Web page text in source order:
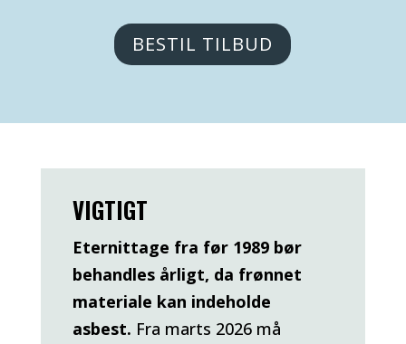
BESTIL TILBUD
VIGTIGT
Eternittage fra før 1989 bør
behandles årligt, da frønnet
materiale kan indeholde
asbest. Fra marts 2026 må